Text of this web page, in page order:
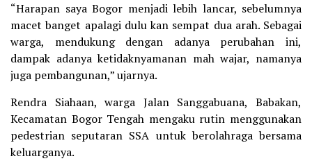
“Harapan saya Bogor menjadi lebih lancar, sebelumnya
macet banget apalagi dulu kan sempat dua arah. Sebagai
warga, mendukung dengan adanya perubahan ini,
dampak adanya ketidaknyamanan mah wajar, namanya
juga pembangunan,” ujarnya.
Rendra Siahaan, warga Jalan Sanggabuana, Babakan,
Kecamatan Bogor Tengah mengaku rutin menggunakan
pedestrian seputaran SSA untuk berolahraga bersama
keluarganya.